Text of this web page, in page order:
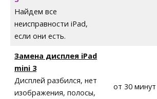
Найдем все
неисправности iPad,
если они есть.
Замена дисплея iPad
mini 3
Дисплей разбился, нет
изображения, полосы,
от 30 минут